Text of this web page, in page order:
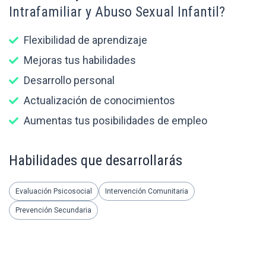
Intrafamiliar y Abuso Sexual Infantil?
Flexibilidad de aprendizaje
Mejoras tus habilidades
Desarrollo personal
Actualización de conocimientos
Aumentas tus posibilidades de empleo
Habilidades que desarrollarás
Evaluación Psicosocial Intervención Comunitaria
Prevención Secundaria